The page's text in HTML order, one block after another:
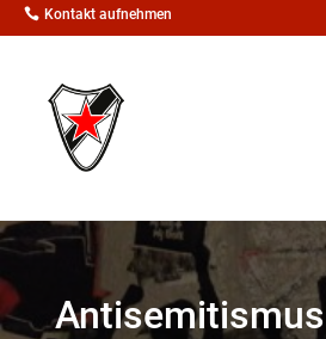
 Kontakt aufnehmen